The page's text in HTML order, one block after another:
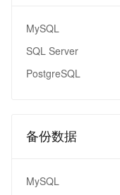
MySQL
SQL Server
PostgreSQL
备份数据
MySQL